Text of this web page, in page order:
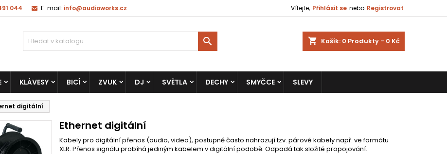
044 E-mail: info@audioworks.cz Vítejte, Přihlásit se nebo Registrovat
shopping_cart Košík: 0 Produkty - 0 Kč

KLÁVESY BICÍ ZVUK DJ SVĚTLA DECHY SMYČCE SLEVY
digitální
Ethernet digitální
Kabely pro digitální přenos (audio, video), postupně často nahrazují tzv. párové kabely např. ve formátu
XLR. Přenos signálu probíhá jediným kabelem v digitální podobě. Odpadá tak složité propojování.